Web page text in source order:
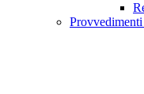
Provvedimenti